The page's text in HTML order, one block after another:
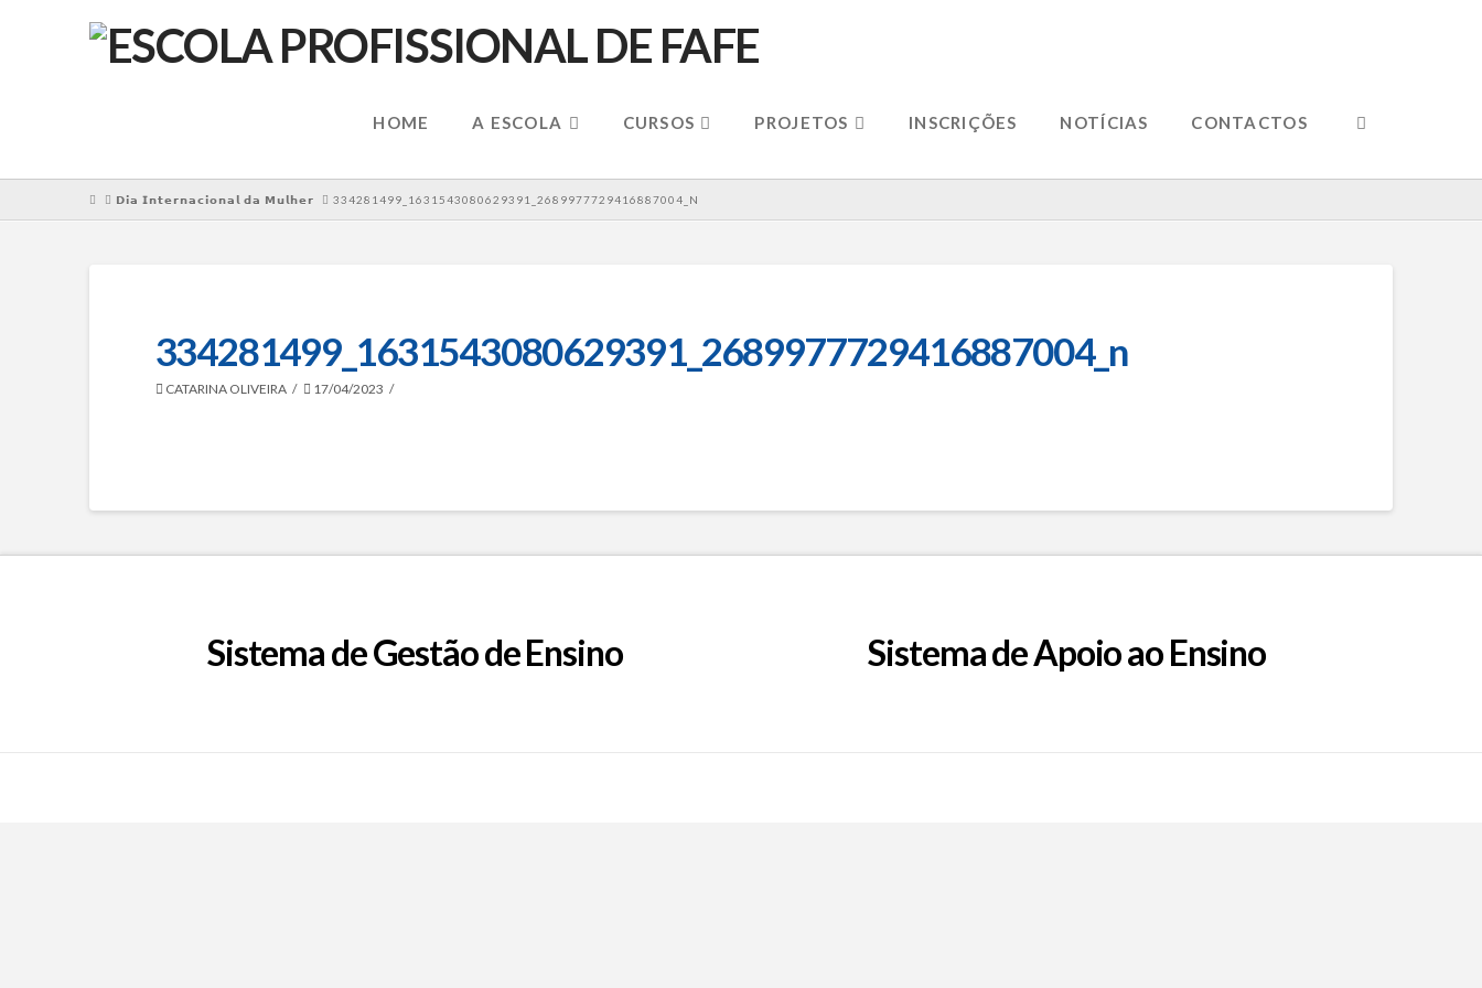
HOME A ESCOLA CURSOS PROJETOS INSCRIÇÕES NOTÍCIAS CONTACTOS
HOME𝗗𝗶𝗮 𝗜𝗻𝘁𝗲𝗿𝗻𝗮𝗰𝗶𝗼𝗻𝗮𝗹 𝗱𝗮 𝗠𝘂𝗹𝗵𝗲𝗿 334281499_1631543080629391_2689977729416887004_N
334281499_1631543080629391_2689977729416887004_n
CATARINA OLIVEIRA 17/04/2023
Sistema de Gestão de Ensino Sistema de Apoio ao Ensino